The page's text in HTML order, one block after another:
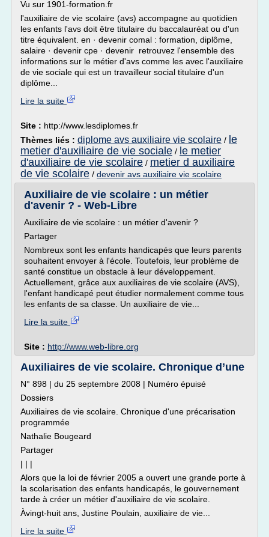
Vu sur 1901-formation.fr
l'auxiliaire de vie scolaire (avs) accompagne au quotidien
les enfants l'avs doit être titulaire du baccalauréat ou d'un
titre équivalent. en · devenir comal : formation, diplôme,
salaire · devenir cpe · devenir retrouvez l'ensemble des
informations sur le métier d'avs comme les avec l'auxiliaire
de vie sociale qui est un travailleur social titulaire d'un
diplôme...
Lire la suite
Site : http://www.lesdiplomes.fr
Thèmes liés : diplome avs auxiliaire vie scolaire / le
metier d'auxiliaire de vie sociale / le metier
d'auxiliaire de vie scolaire / metier d auxiliaire
de vie scolaire / devenir avs auxiliaire vie scolaire
Auxiliaire de vie scolaire : un métier
d'avenir ? - Web-Libre
Auxiliaire de vie scolaire : un métier d'avenir ?
Partager
Nombreux sont les enfants handicapés que leurs parents
souhaitent envoyer à l'école. Toutefois, leur problème de
santé constitue un obstacle à leur développement.
Actuellement, grâce aux auxiliaires de vie scolaire (AVS),
l'enfant handicapé peut étudier normalement comme tous
les enfants de sa classe. Un auxiliaire de vie...
Lire la suite
Site : http://www.web-libre.org
Auxiliaires de vie scolaire. Chronique d’une
N° 898 | du 25 septembre 2008 | Numéro épuisé
Dossiers
Auxiliaires de vie scolaire. Chronique d'une précarisation
programmée
Nathalie Bougeard
Partager
| | |
Alors que la loi de février 2005 a ouvert une grande porte à
la scolarisation des enfants handicapés, le gouvernement
tarde à créer un métier d'auxiliaire de vie scolaire.
Àvingt-huit ans, Justine Poulain, auxiliaire de vie...
Lire la suite